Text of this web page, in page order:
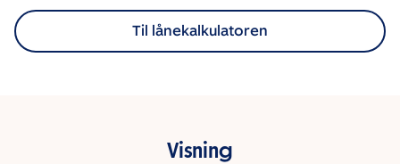
Til lånekalkulatoren
Visning